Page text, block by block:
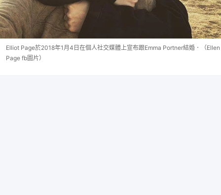
Elliot Page於2018年1月4日在個人社交媒體上宣布跟Emma Portner結婚．（Ellen
Page fb圖片）